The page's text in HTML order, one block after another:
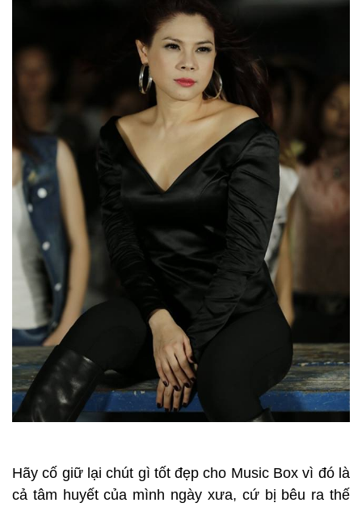
Hãy cố giữ lại chút gì tốt đẹp cho Music Box vì đó là
cả tâm huyết của mình ngày xưa, cứ bị bêu ra thế